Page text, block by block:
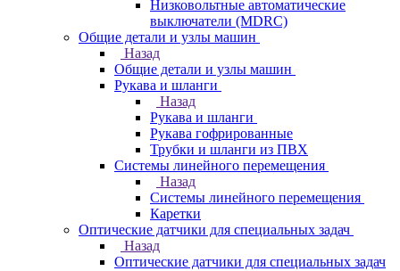
Низковольтные автоматические
выключатели (MDRC)
Общие детали и узлы машин
Назад
Общие детали и узлы машин
Рукава и шланги
Назад
Рукава и шланги
Рукава гофрированные
Трубки и шланги из ПВХ
Системы линейного перемещения
Назад
Системы линейного перемещения
Каретки
Оптические датчики для специальных задач
Назад
Оптические датчики для специальных задач